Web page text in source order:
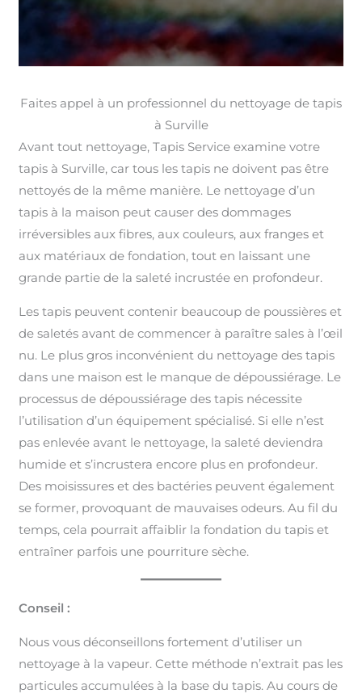
Faites appel à un professionnel du nettoyage de tapis
à Surville
Avant tout nettoyage, Tapis Service examine votre
tapis à Surville, car tous les tapis ne doivent pas être
nettoyés de la même manière. Le nettoyage d’un
tapis à la maison peut causer des dommages
irréversibles aux fibres, aux couleurs, aux franges et
aux matériaux de fondation, tout en laissant une
grande partie de la saleté incrustée en profondeur.
Les tapis peuvent contenir beaucoup de poussières et
de saletés avant de commencer à paraître sales à l’œil
nu. Le plus gros inconvénient du nettoyage des tapis
dans une maison est le manque de dépoussiérage. Le
processus de dépoussiérage des tapis nécessite
l’utilisation d’un équipement spécialisé. Si elle n’est
pas enlevée avant le nettoyage, la saleté deviendra
humide et s’incrustera encore plus en profondeur.
Des moisissures et des bactéries peuvent également
se former, provoquant de mauvaises odeurs. Au fil du
temps, cela pourrait affaiblir la fondation du tapis et
entraîner parfois une pourriture sèche.
Conseil :
Nous vous déconseillons fortement d’utiliser un
nettoyage à la vapeur. Cette méthode n’extrait pas les
particules accumulées à la base du tapis. Au cours de